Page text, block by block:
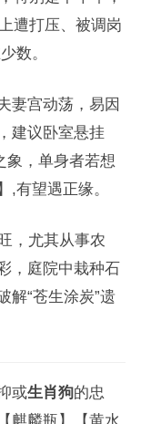
遭打压、被调岗
数。
妻宫动荡，易因
建议卧室悬挂
象，单身者若想
,有望遇正缘。
，尤其从事农
，庭院中栽种石
解“苍生涂炭”遗
或生肖狗的忠
麒麟瓶】【黄水